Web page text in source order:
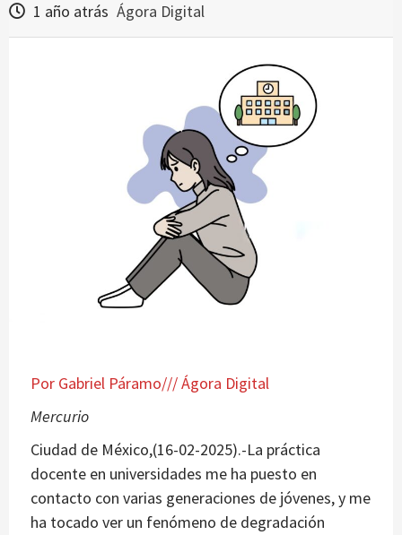
1 año atrás Ágora Digital
Por Gabriel Páramo/// Ágora Digital
Mercurio
Ciudad de México,(16-02-2025).-La práctica
docente en universidades me ha puesto en
contacto con varias generaciones de jóvenes, y me
ha tocado ver un fenómeno de degradación